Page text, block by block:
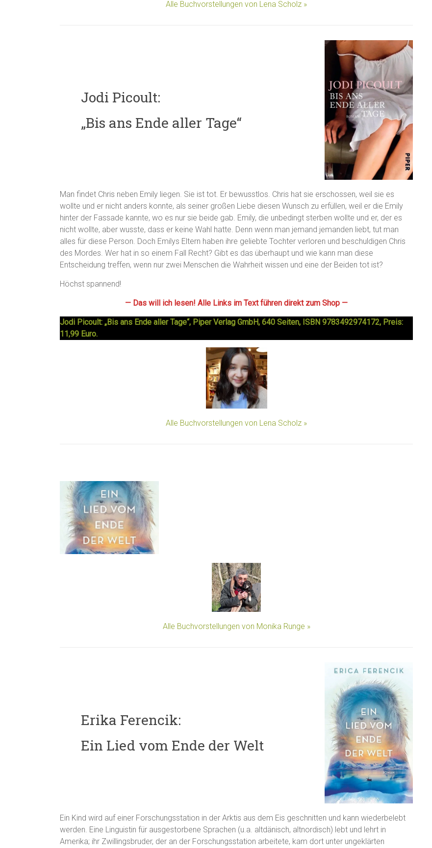
Alle Buchvorstellungen von Lena Scholz »
Jodi Picoult:
„Bis ans Ende aller Tage“
Man findet Chris neben Emily liegen. Sie ist tot. Er bewusstlos. Chris hat sie erschossen, weil sie es
wollte und er nicht anders konnte, als seiner großen Liebe diesen Wunsch zu erfüllen, weil er die Emily
hinter der Fassade kannte, wo es nur sie beide gab. Emily, die unbedingt sterben wollte und er, der es
nicht wollte, aber wusste, dass er keine Wahl hatte. Denn wenn man jemand jemanden liebt, tut man
alles für diese Person. Doch Emilys Eltern haben ihre geliebte Tochter verloren und beschuldigen Chris
des Mordes. Wer hat in so einem Fall Recht? Gibt es das überhaupt und wie kann man diese
Entscheidung treffen, wenn nur zwei Menschen die Wahrheit wissen und eine der Beiden tot ist?
Höchst spannend!
— Das will ich lesen! Alle Links im Text führen direkt zum Shop —
Jodi Picoult: „Bis ans Ende aller Tage“, Piper Verlag GmbH, 640 Seiten, ISBN 9783492974172, Preis:
11,99 Euro.
Alle Buchvorstellungen von Lena Scholz »
Alle Buchvorstellungen von Monika Runge »
Erika Ferencik:
Ein Lied vom Ende der Welt
Ein Kind wird auf einer Forschungsstation in der Arktis aus dem Eis geschnitten und kann wiederbelebt
werden. Eine Linguistin für ausgestorbene Sprachen (u.a. altdänisch, altnordisch) lebt und lehrt in
Amerika; ihr Zwillingsbruder, der an der Forschungsstation arbeitete, kam dort unter ungeklärten